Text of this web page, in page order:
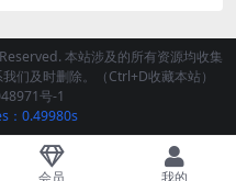
本站涉及的所有资源均收集
们及时删除。（Ctrl+D收藏本站）
号-1
：0.49980s
会员 我的